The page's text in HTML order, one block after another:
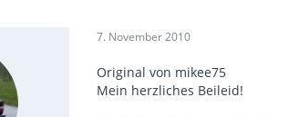
7. November 2010
Original von mikee75
Mein herzliches Beileid!